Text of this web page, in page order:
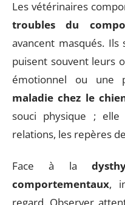
Les vétérinaires
troubles du
avancent masqués. Ils
puisent souvent leurs
émotionnel ou une
maladie chez le
souci physique ;
relations, les repères
Face à la
comportementaux,